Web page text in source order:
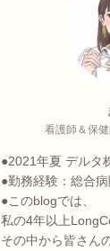
看護師＆保
●2021年夏 デルタ
●勤務経験：総合
●このblogでは、
私の4年以上
その中から皆さん